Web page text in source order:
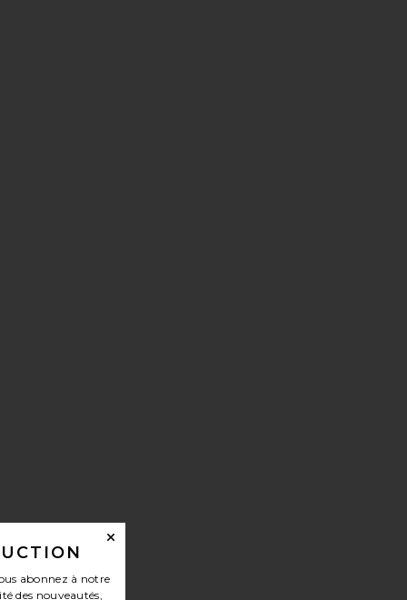
abonnez à notre
des nouveautés,